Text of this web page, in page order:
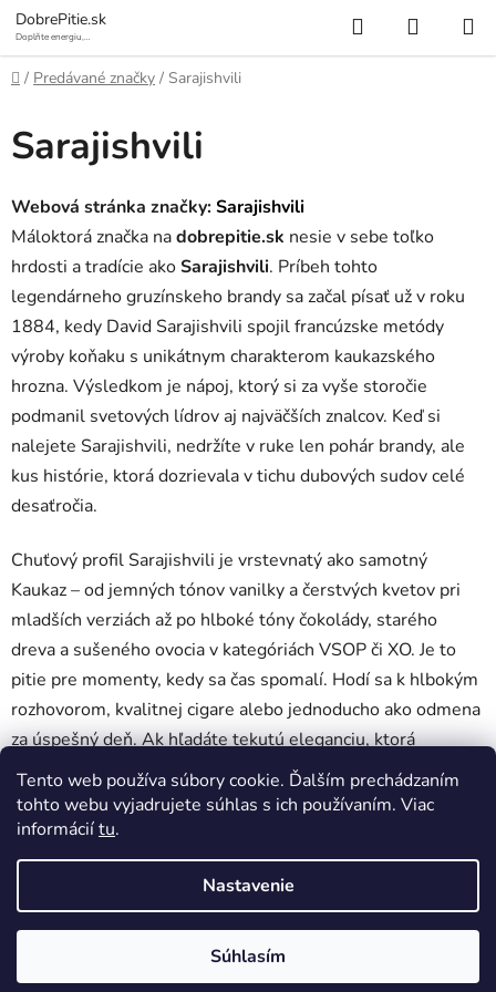
Tento web používa súbory cookie. Ďalším prechádzaním
tohto webu vyjadrujete súhlas s ich používaním. Viac
informáciítu.
Nastavenie
Súhlasím
Prejsť
na
obsah
DobrePitie.sk
Doplňte energiu,
Hľadať
KOŠÍK
Domov
/ Predávané značky / Sarajishvili
Sarajishvili
Webová stránka značky:Sarajishvili
Máloktorá značka nadobrepitie.sk nesie v sebe toľko
hrdosti a tradície akoSarajishvili. Príbeh tohto
legendárneho gruzínskeho brandy sa začal písať už v roku
1884, kedy David Sarajishvili spojil francúzske metódy
výroby koňaku s unikátnym charakterom kaukazského
hrozna. Výsledkom je nápoj, ktorý si za vyše storočie
podmanil svetových lídrov aj najväčších znalcov. Keď si
nalejete Sarajishvili, nedržíte v ruke len pohár brandy, ale
kus histórie, ktorá dozrievala v tichu dubových sudov celé
desaťročia.
Chuťový profil Sarajishvili je vrstevnatý ako samotný
Kaukaz – od jemných tónov vanilky a čerstvých kvetov pri
mladších verziách až po hlboké tóny čokolády, starého
dreva a sušeného ovocia v kategóriách VSOP či XO. Je to
pitie pre momenty, kedy sa čas spomalí. Hodí sa k hlbokým
rozhovorom, kvalitnej cigare alebo jednoducho ako odmena
za úspešný deň. Ak hľadáte tekutú eleganciu, ktorá
nepodlieha trendom, ale sama ich tvorí, Sarajishvili je
voľba, ktorá nepotrebuje ďalšie vysvetľovanie.
Sarajishvili
Vytvoril Shoptet
DobrePitie.sk. Všetky práva vyhradené.
Upraviť nastavenie cookies